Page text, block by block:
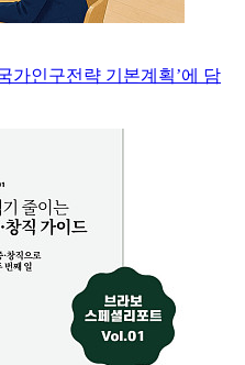
가인구전략 기본계획’에 담